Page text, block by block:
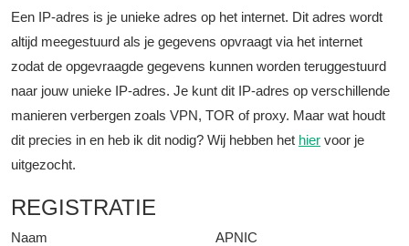
Een IP-adres is je unieke adres op het internet. Dit adres wordt
altijd meegestuurd als je gegevens opvraagt via het internet
zodat de opgevraagde gegevens kunnen worden teruggestuurd
naar jouw unieke IP-adres. Je kunt dit IP-adres op verschillende
manieren verbergen zoals VPN, TOR of proxy. Maar wat houdt
dit precies in en heb ik dit nodig? Wij hebben het hier voor je
uitgezocht.
REGISTRATIE
Naam
APNIC